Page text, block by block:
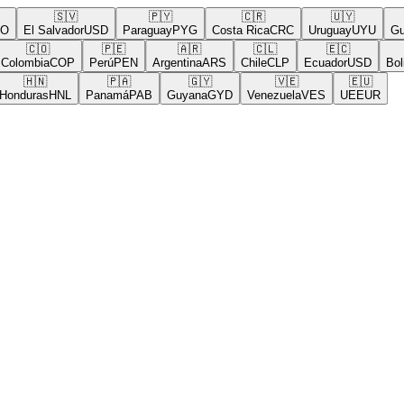
🇸🇻
El SalvadorUSD
🇵🇾
ParaguayPYG
🇨🇷
Costa RicaCRC
🇺🇾
UruguayUYU
🇨🇴
COP
🇵🇪
PerúPEN
🇦🇷
ArgentinaARS
🇨🇱
ChileCLP
🇪🇨
EcuadorUSD
🇭🇳
HNL
🇵🇦
PanamáPAB
🇬🇾
GuyanaGYD
🇻🇪
VenezuelaVES
🇪🇺
UEEUR